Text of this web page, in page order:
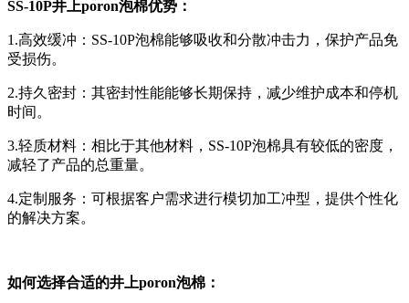
SS-10P井上poron泡棉优势：
1.高效缓冲：SS-10P泡棉能够吸收和分散冲击力，保护产品免
受损伤。
2.持久密封：其密封性能能够长期保持，减少维护成本和停机
时间。
3.轻质材料：相比于其他材料，SS-10P泡棉具有较低的密度，
减轻了产品的总重量。
4.定制服务：可根据客户需求进行模切加工冲型，提供个性化
的解决方案。
如何选择合适的井上poron泡棉：